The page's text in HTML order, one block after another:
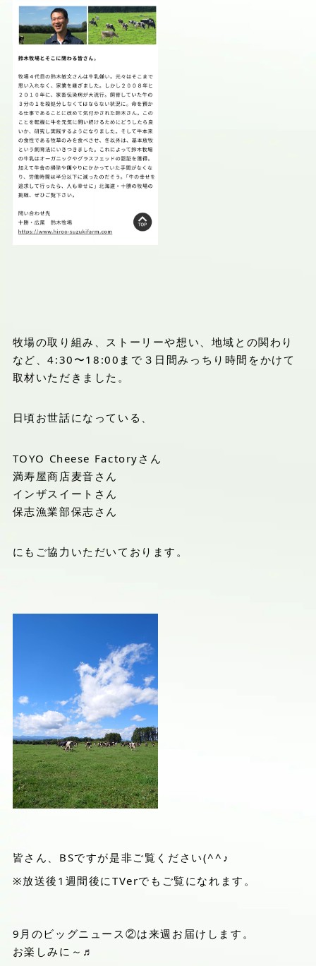
牧場の取り組み、ストーリーや想い、地域との関わり
など、4:30〜18:00まで３日間みっちり時間をかけて
取材いただきました。
日頃お世話になっている、
TOYO Cheese Factoryさん
満寿屋商店麦音さん
インザスイートさん
保志漁業部保志さん
にもご協力いただいております。
皆さん、BSですが是非ご覧ください(^^♪
※放送後1週間後にTVerでもご覧になれます。
9月のビッグニュース②は来週お届けします。
お楽しみに～♬